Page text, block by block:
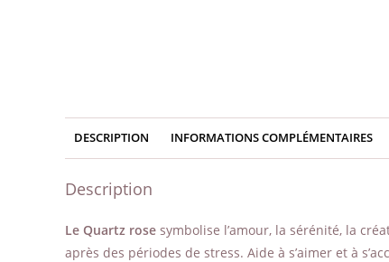
DESCRIPTION INFORMATIONS COMPLÉMENTAIRES
Description
Le Quartz rose symbolise l’amour, la sérénité, la
après des périodes de stress. Aide à s’aimer et à